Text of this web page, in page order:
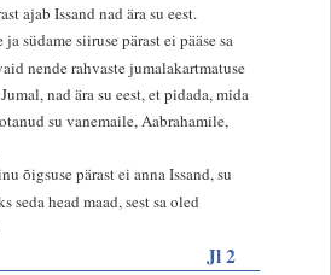
ajab Issand nad ära su eest.
südame siiruse pärast ei pääse sa
nende rahvaste jumalakartmatuse
nad ära su eest, et pidada, mida
su vanemaile, Aabrahamile,
õigsuse pärast ei anna Issand, su
seda head maad, sest sa oled
Jl 2